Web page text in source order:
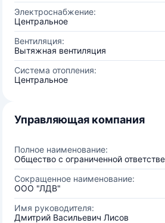
Электроснабжение:
Центральное
Вентиляция:
Вытяжная вентиляция
Система отопления:
Центральное
Управляющая компания
Полное наименование:
Общество с ограниченной
Сокращенное наименование:
ООО "ЛДВ"
Имя руководителя:
Дмитрий Васильевич Лисов